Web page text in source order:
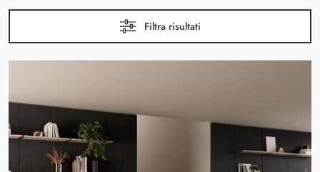
Filtra risultati